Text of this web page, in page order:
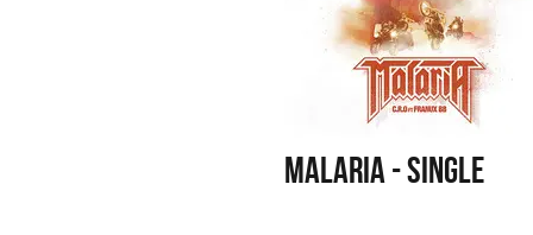
MALARIA - SINGLE